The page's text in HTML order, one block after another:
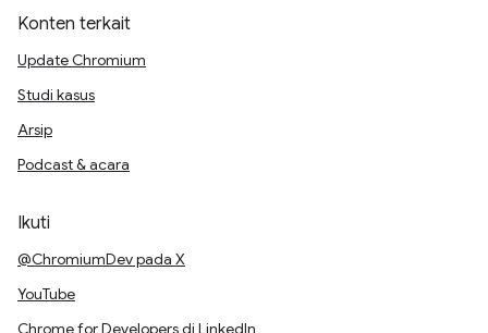
Konten terkait
Update Chromium
Studi kasus
Arsip
Podcast & acara
Ikuti
@ChromiumDev pada X
YouTube